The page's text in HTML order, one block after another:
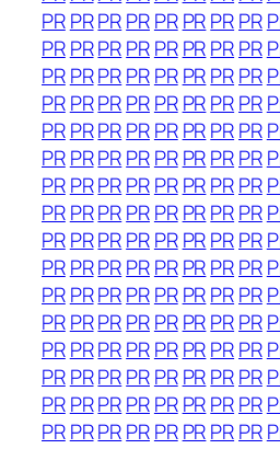
PRPRPRPRPR PRPRPR
PRPRPRPRPR PRPRPR
PRPRPRPRPR PRPRPR
PRPRPRPRPR PRPRPR
PRPRPRPRPR PRPRPR
PRPRPRPRPR PRPRPR
PRPRPRPRPR PRPRPR
PRPRPRPRPR PRPRPR
PRPRPRPRPR PRPRPR
PRPRPRPRPR PRPRPR
PRPRPRPRPR PRPRPR
PRPRPRPRPR PRPRPR
PRPRPRPRPR PRPRPR
PRPRPRPRPR PRPRPR
PRPRPRPRPR PRPRPR
PRPRPRPRPR PRPRPR